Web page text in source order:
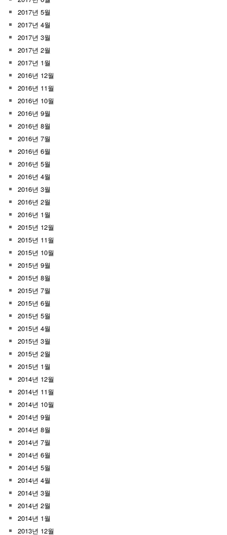
2017년 5월
2017년 4월
2017년 3월
2017년 2월
2017년 1월
2016년 12월
2016년 11월
2016년 10월
2016년 9월
2016년 8월
2016년 7월
2016년 6월
2016년 5월
2016년 4월
2016년 3월
2016년 2월
2016년 1월
2015년 12월
2015년 11월
2015년 10월
2015년 9월
2015년 8월
2015년 7월
2015년 6월
2015년 5월
2015년 4월
2015년 3월
2015년 2월
2015년 1월
2014년 12월
2014년 11월
2014년 10월
2014년 9월
2014년 8월
2014년 7월
2014년 6월
2014년 5월
2014년 4월
2014년 3월
2014년 2월
2014년 1월
2013년 12월